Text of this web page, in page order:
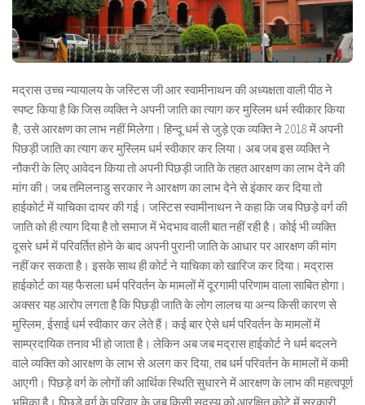
मद्रास उच्च न्यायालय के जस्टिस जी आर स्वामीनाथन की अध्यक्षता वाली पीठ ने
स्पष्ट किया है कि जिस व्यक्ति ने अपनी जाति का त्याग कर मुस्लिम धर्म स्वीकार किया
है, उसे आरक्षण का लाभ नहीं मिलेगा। हिन्दू धर्म से जुड़े एक व्यक्ति ने 2018 में अपनी
पिछड़ी जाति का त्याग कर मुस्लिम धर्म स्वीकार कर लिया। अब जब इस व्यक्ति ने
नौकरी के लिए आवेदन किया तो अपनी पिछड़ी जाति के तहत आरक्षण का लाभ देने की
मांग की। जब तमिलनाडु सरकार ने आरक्षण का लाभ देने से इंकार कर दिया तो
हाईकोर्ट में याचिका दायर की गई। जस्टिस स्वामीनाथन ने कहा कि जब पिछड़े वर्ग की
जाति को ही त्याग दिया है तो समाज में भेदभाव वाली बात नहीं रही है। कोई भी व्यक्ति
दूसरे धर्म में परिवर्तित होने के बाद अपनी पुरानी जाति के आधार पर आरक्षण की मांग
नहीं कर सकता है। इसके साथ ही कोर्ट ने याचिका को खारिज कर दिया। मद्रास
हाईकोर्ट का यह फैसला धर्म परिवर्तन के मामलों में दूरगामी परिणाम वाला साबित होगा।
अक्सर यह आरोप लगता है कि पिछड़ी जाति के लोग लालच या अन्य किसी कारण से
मुस्लिम, ईसाई धर्म स्वीकार कर लेते हैं। कई बार ऐसे धर्म परिवर्तन के मामलों में
साम्प्रदायिक तनाव भी हो जाता है। लेकिन अब जब मद्रास हाईकोर्ट ने धर्म बदलने
वाले व्यक्ति को आरक्षण के लाभ से अलग कर दिया, तब धर्म परिवर्तन के मामलों में कमी
आएगी। पिछड़े वर्ग के लोगों की आर्थिक स्थिति सुधारने में आरक्षण के लाभ की महत्वपूर्ण